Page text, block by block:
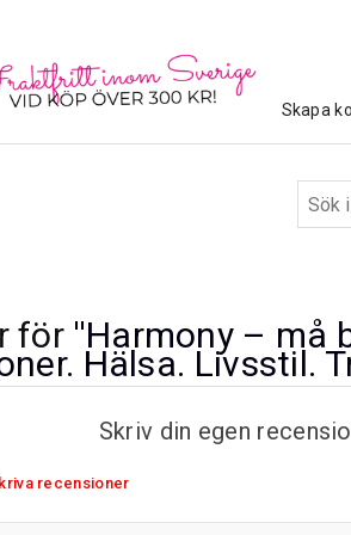
Skapa
för Harmony – må
Hälsa. Livsstil.
Skriv din egen
recensioner